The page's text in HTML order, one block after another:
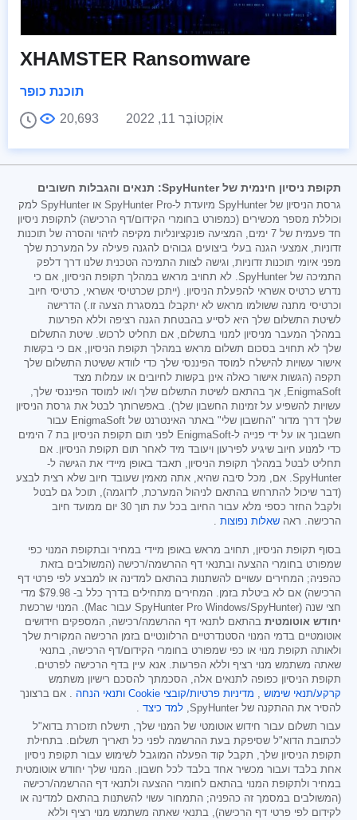
XHAMSTER Ransomware
תוכנת כופר
אוֹקְטוֹבֶּר 11, 2022
20,693
תקופת ניסיון חינמית של SpyHunter: תנאים והגבלות חשובים
גרסת הניסיון של SpyHunter מיועדת ל-SpyHunter Pro או SpyHunter למק
וכוללת מספר מכשירים (כמפורט בחומרי הקידום/דף הרכישה) לתקופת ניסיון
חד פעמית של 7 ימים, המציעה פונקציונליות מקיפה לזיהוי והסרה של תוכנות
זדוניות, אמצעי הגנה בעלי ביצועים גבוהים להגנה פעילה על המערכת שלך
מפני איומי תוכנות זדוניות, וגישה לצוות התמיכה הטכנית שלנו דרך דלפק
התמיכה של SpyHunter. לא תחויב מראש במהלך תקופת הניסיון, אם כי
נדרש כרטיס אשראי להפעלת הניסיון. (ייתכן שכרטיסי אשראי, כרטיסי חיוב
וכרטיסי מתנה ששולמו מראש לא יתקבלו במסגרת הצעה זו.) הדרישה
לשיטת התשלום שלך היא לסייע בהבטחת הגנה רציפה וללא הפרעות
במהלך המעבר מניסיון למנוי בתשלום, אם תחליט לרכוש. שיטת התשלום
שלך לא תחויב בסכום תשלום מראש במהלך תקופת הניסיון, אם כי בקשות
אישור עשויות להישלח למוסד הפיננסי שלך כדי לוודא ששיטת התשלום שלך
תקפה (הגשות אישור כאלה אינן בקשות לחיובים או עמלות מצד
EnigmaSoft, אך בהתאם לשיטת התשלום שלך ו/או למוסד הפיננסי שלך,
עשויות להשפיע על זמינות החשבון שלך). באפשרותך לבטל את גרסת הניסיון
שלך דרך מדור "החשבון שלי" באתר האינטרנט של EnigmaSoft עבור
חשבונך או על ידי פנייה ל-EnigmaSoft לפני תום תקופת הניסיון בת 7 הימים
כדי למנוע חיוב שיגיע לפירעון ויעובד מיד לאחר תום תקופת הניסיון. אם
תחליט לבטל במהלך תקופת הניסיון, תאבד באופן מיידי את הגישה ל-
SpyHunter. אם, מכל סיבה שהיא, אתה מאמין שעובד חיוב שלא רצית לבצע
(דבר שיכול להתרחש בהתאם לניהול המערכת, לדוגמה), תוכל גם לבטל
ולקבל החזר כספי מלא עבור החיוב בכל עת תוך 30 יום ממועד חיוב
הרכישה. ראה שאלות נפוצות .
בסוף תקופת הניסיון, תחויב מראש באופן מיידי במחיר ובתקופת המנוי כפי
שמפורט בחומרי ההצעה ובתנאי דף ההרשמה/רכישה (המשולבים בזאת
כהפניה; המחירים עשויים להשתנות בהתאם למדינה או למבצע לפי פרטי דף
הרכישה) אם לא ביטלת בזמן. המחירים מתחילים בדרך כלל ב- $79.98 מדי
חצי שנה (SpyHunter Pro Windows/SpyHunter עבור Mac). המנוי שרכשת
יחודש אוטומטית בהתאם לתנאי דף ההרשמה/רכישה, המספקים חידושים
אוטומטיים בדמי המנוי הסטנדרטיים הרלוונטיים בזמן הרכישה המקורית שלך
ולאותה תקופת מנוי או כפי שמפורט בחומרי הקידום/דף הרכישה, בתנאי
שאתה משתמש מנוי רציף וללא הפרעות. אנא עיין בדף הרכישה לפרטים.
תקופת הניסיון כפופה לתנאים אלה, הסכמתך להסכם רישיון משתמש
קרקע/תנאי שימוש , מדיניות פרטיות/קובצי Cookie ותנאי הנחה . אם ברצונך
להסיר את ההתקנה של SpyHunter,
למד כיצד .
עבור תשלום עבור חידוש אוטומטי של המנוי שלך, תישלח תזכורת בדוא"ל
לכתובת הדוא"ל שסיפקת בעת ההרשמה לפני כל תאריך תשלום. בתחילת
תקופת הניסיון שלך, תקבל קוד הפעלה המוגבל לשימוש עבור תקופת ניסיון
אחת בלבד ועבור מכשיר אחד בלבד לכל חשבון. המנוי שלך יחודש אוטומטית
במחיר ולתקופת המנוי בהתאם לחומרי ההצעה ולתנאי דף ההרשמה/רכישה
(המשולבים במסמך זה כהפניה; התמחור עשוי להשתנות בהתאם למדינה או
לקידום לפי פרטי דף הרכישה), בתנאי שאתה משתמש מנוי רציף וללא